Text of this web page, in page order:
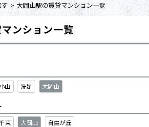
大岡山駅の賃貸マンション一覧
ンション一覧
山 洗足 大岡山
束 大岡山 自由が丘